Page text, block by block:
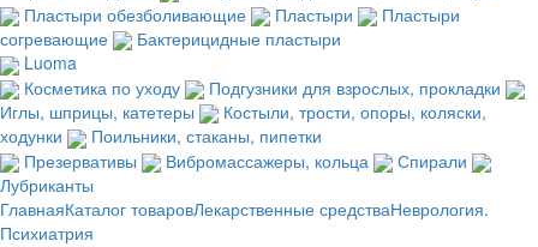
Пластыри обезболивающие
Пластыри
Пластыри
согревающие
Бактерицидные пластыри
Luoma
Косметика по уходу
Подгузники для взрослых, прокладки
Иглы, шприцы, катетеры
Костыли, трости, опоры, коляски,
ходунки
Поильники, стаканы, пипетки
Презервативы
Вибромассажеры, кольца
Спирали
Лубриканты
ГлавнаяКаталог товаровЛекарственные средстваНеврология.
Психиатрия